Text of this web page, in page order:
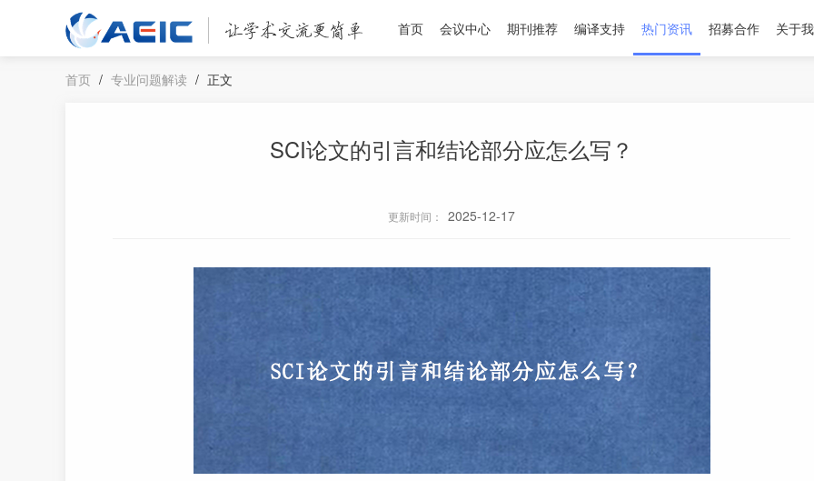
首页 会议中心 期刊推荐 编译支持 热门资讯 招募合作 关于
首页 / 专业问题解读 / 正文
SCI论文的引言和结论部分应怎么写？
更新时间： 2025-12-17